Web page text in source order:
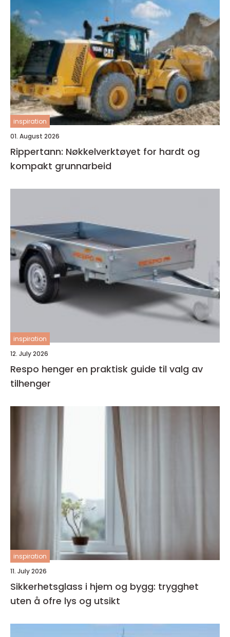
inspiration
01. August 2026
Rippertann: Nøkkelverktøyet for hardt og
kompakt grunnarbeid
inspiration
12. July 2026
Respo henger en praktisk guide til valg av
tilhenger
inspiration
11. July 2026
Sikkerhetsglass i hjem og bygg: trygghet
uten å ofre lys og utsikt